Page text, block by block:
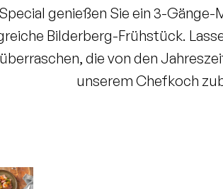
genießen Sie ein 3-
Bilderberg-Frühstück.
die von den
unserem Chefkoch